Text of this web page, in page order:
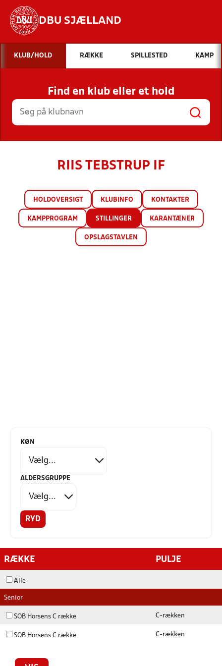
DBU SJÆLLAND
Hvad vil du søge efter?
INDHOLD OG NYHEDER
STILLINGER, RESULTATER, KLUBBER OG
HOLD
KLUB/HOLD RÆKKE SPILLESTED KAMP
Find en klub eller et hold
RIIS TEBSTRUP IF
HOLDOVERSIGT KLUBINFO KONTAKTER
KAMPPROGRAM STILLINGER KARANTÆNER
OPSLAGSTAVLEN
KØN
ALDERSGRUPPE
RYD
RÆKKE PULJE
Alle
Senior
SOB Horsens C række C-rækken
SOB Horsens C række C-rækken